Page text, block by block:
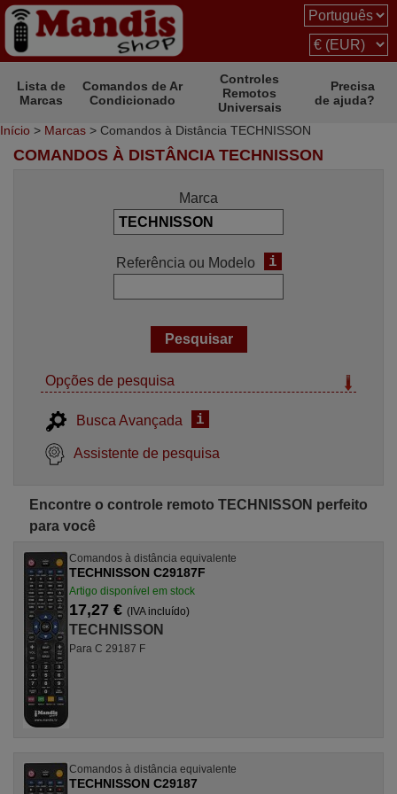
Lista de
Marcas
Comandos de Ar
Condicionado
Controles
Remotos
Universais
Precisa
de ajuda?
Início > Marcas > Comandos à Distância TECHNISSON
COMANDOS À DISTÂNCIA TECHNISSON
Marca
Referência ou Modelo i
Opções de pesquisa
Busca Avançada i
Assistente de pesquisa
Encontre o controle remoto TECHNISSON perfeito
para você
Comandos à distância equivalente
TECHNISSON C29187F
Artigo disponível em stock
17,27 € (IVA incluído)
TECHNISSON
Para C 29187 F
Comandos à distância equivalente
TECHNISSON C29187